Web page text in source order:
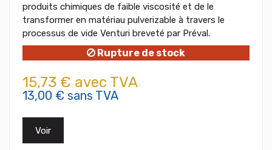
produits chimiques de faible viscosité et de le
transformer en matériau pulverizable à travers le
processus de vide Venturi breveté par Préval.
Rupture de stock
15,73 € avec TVA
13,00 € sans TVA
Voir